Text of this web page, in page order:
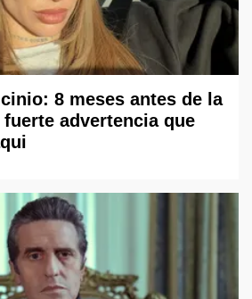
8 meses antes de la
advertencia que